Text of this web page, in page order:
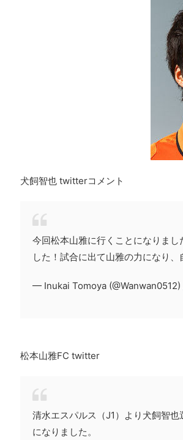
犬飼智也 twitterコメント
今回松本山雅に行くことになりま
した！試合に出て山雅の力になり
— Inukai Tomoya (@Wanwan0512)
松本山雅FC twitter
清水エスパルス（J1）より犬飼智
になりました。